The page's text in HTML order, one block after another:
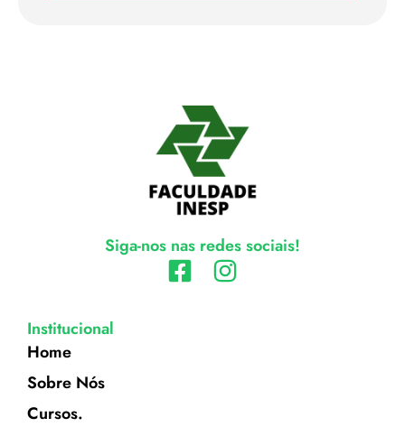
Siga-nos nas redes sociais!
Institucional
Home
Sobre Nós
Cursos.